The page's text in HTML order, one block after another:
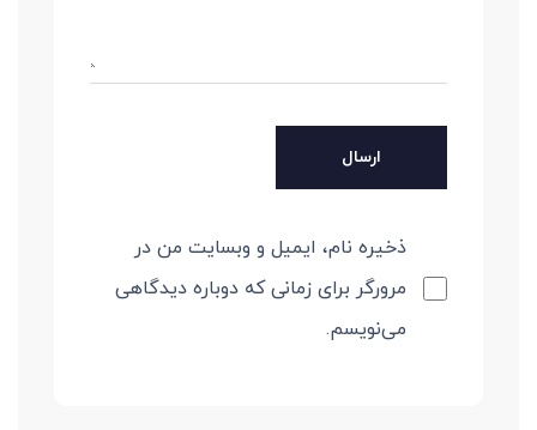
ذخیره نام، ایمیل و وبسایت من در
مرورگر برای زمانی که دوباره دیدگاهی
می‌نویسم.